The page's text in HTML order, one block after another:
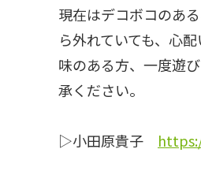
現在はデコボコのあ
ら外れていても、心
味のある方、一度遊
承ください。
▷小田原貴子